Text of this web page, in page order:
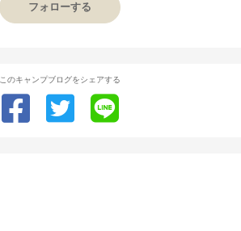
フォローする
このキャンプブログをシェアする